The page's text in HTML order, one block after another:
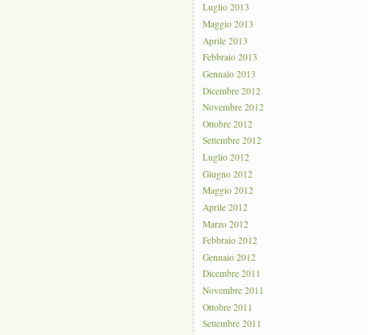
Luglio 2013
Maggio 2013
Aprile 2013
Febbraio 2013
Gennaio 2013
Dicembre 2012
Novembre 2012
Ottobre 2012
Settembre 2012
Luglio 2012
Giugno 2012
Maggio 2012
Aprile 2012
Marzo 2012
Febbraio 2012
Gennaio 2012
Dicembre 2011
Novembre 2011
Ottobre 2011
Settembre 2011